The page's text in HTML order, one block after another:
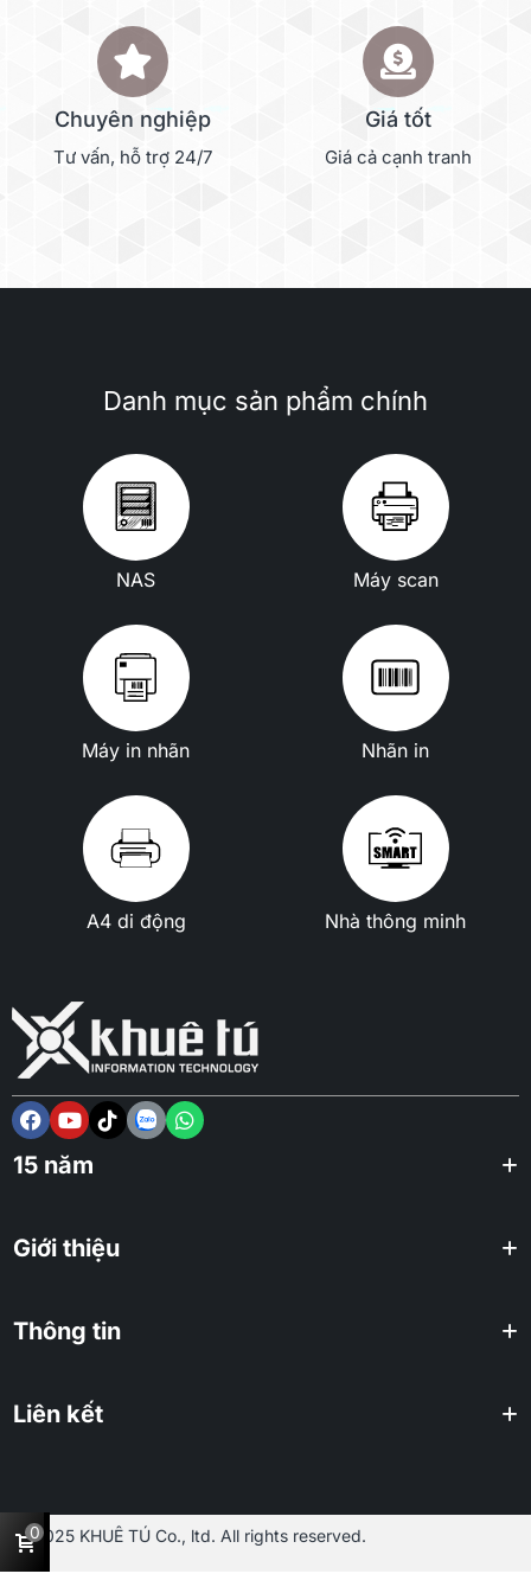
Chuyên nghiệp
Tư vấn, hỗ trợ 24/7
Giá tốt
Giá cả cạnh tranh
Danh mục sản phẩm chính
NAS Máy scan
Máy in nhãn Nhãn in
A4 di động Nhà thông minh
15 năm
Giới thiệu
Thông tin
Liên kết
2025 KHUÊ TÚ Co., ltd. All rights reserved.
0